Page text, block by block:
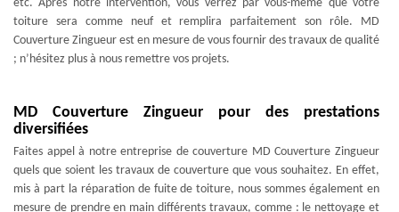
etc. Après notre intervention, vous verrez par vous-même que votre
toiture sera comme neuf et remplira parfaitement son rôle. MD
Couverture Zingueur est en mesure de vous fournir des travaux de qualité
; n’hésitez plus à nous remettre vos projets.
MD Couverture Zingueur pour des prestations
diversifiées
Faites appel à notre entreprise de couverture MD Couverture Zingueur
quels que soient les travaux de couverture que vous souhaitez. En effet,
mis à part la réparation de fuite de toiture, nous sommes également en
mesure de prendre en main différents travaux, comme : le nettoyage et